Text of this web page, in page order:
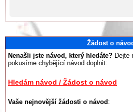
Žádost o
Nenašli jste návod, který hledáte? Dejte
pokusíme chybějící návod doplnit:
Hledám návod / Žádost o návod
Vaše nejnovější žádosti o návod :